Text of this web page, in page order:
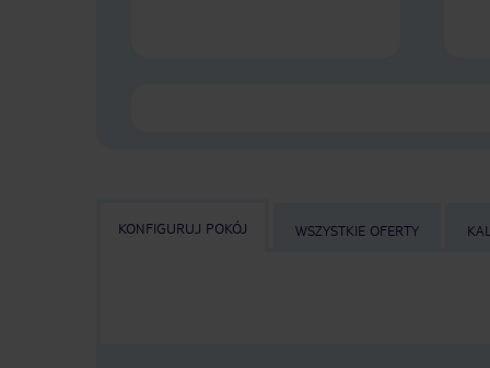
KONFIGURUJ POKÓJ WSZYSTKIE OFERTY